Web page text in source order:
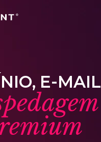
NIO, E-MAIL
pedagem
emium